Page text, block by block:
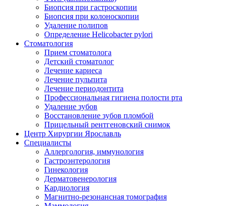
Биопсия при гастроскопии
Биопсия при колоноскопии
Удаление полипов
Определение Helicobacter pylori
Стоматология
Прием стоматолога
Детский стоматолог
Лечение кариеса
Лечение пульпита
Лечение периодонтита
Профессиональная гигиена полости рта
Удаление зубов
Восстановление зубов пломбой
Прицельный рентгеновский снимок
Центр Хирургии Ярославль
Специалисты
Аллергология, иммунология
Гастроэнтерология
Гинекология
Дерматовенерология
Кардиология
Магнитно-резонансная томография